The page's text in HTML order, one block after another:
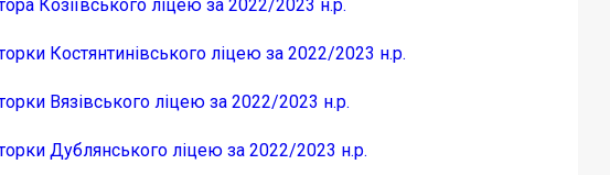
Козіївського ліцею за 2022/2023 н.р.
Костянтинівського ліцею за 2022/2023 н.р.
Вязівського ліцею за 2022/2023 н.р.
Дублянського ліцею за 2022/2023 н.р.